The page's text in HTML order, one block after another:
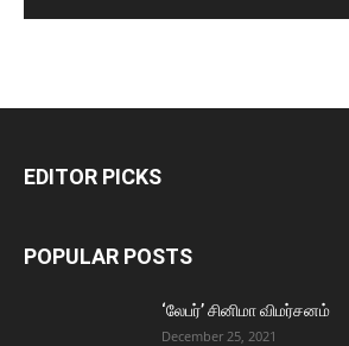
EDITOR PICKS
POPULAR POSTS
‘லேபர்’ சினிமா விமர்சனம்
December 25, 2021